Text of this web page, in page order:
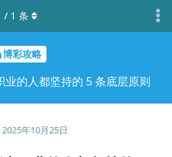
博彩攻略
的人都坚持的 5 条底层原则
/ 1 条
2025年10月25日